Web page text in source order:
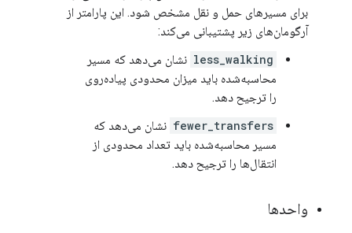
برای مسیرهای حمل و نقل مشخص شود. این پارامتر از
آرگومان‌های زیر پشتیبانی می‌کند:
less_walking نشان می‌دهد که مسیر
محاسبه‌شده باید میزان محدودی پیاده‌روی
را ترجیح دهد.
fewer_transfers نشان می‌دهد که
مسیر محاسبه‌شده باید تعداد محدودی از
انتقال‌ها را ترجیح دهد.
واحدها